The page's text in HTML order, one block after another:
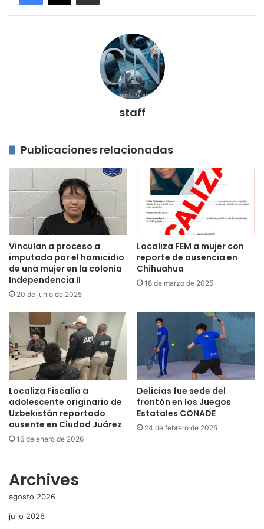
staff
Publicaciones relacionadas
Vinculan a proceso a
imputada por el homicidio
de una mujer en la colonia
Independencia II
20 de junio de 2025
Localiza FEM a mujer con
reporte de ausencia en
Chihuahua
18 de marzo de 2025
Localiza Fiscalía a
adolescente originario de
Uzbekistán reportado
ausente en Ciudad Juárez
16 de enero de 2026
Delicias fue sede del
frontón en los Juegos
Estatales CONADE
24 de febrero de 2025
Archives
agosto 2026
julio 2026